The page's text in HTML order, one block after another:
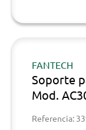
FANTECH
Soporte
Mod.
Referencia: